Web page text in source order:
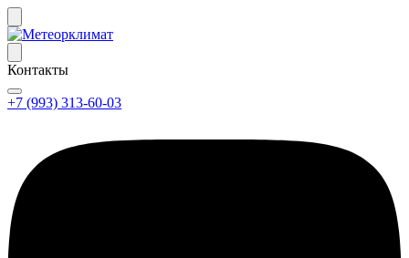
Контакты
+7 (993) 313-60-03